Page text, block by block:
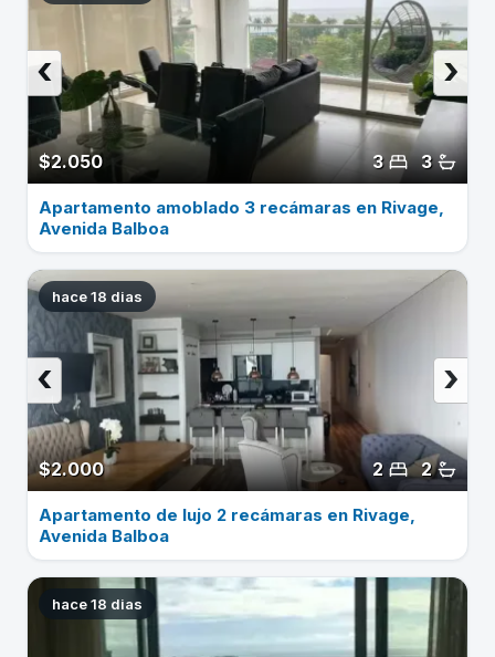
$2.050 3
3
›
‹
Apartamento amoblado 3 recámaras en Rivage,
Avenida Balboa
hace 18 dias
$2.000 2
2
›
‹
Apartamento de lujo 2 recámaras en Rivage,
Avenida Balboa
hace 18 dias